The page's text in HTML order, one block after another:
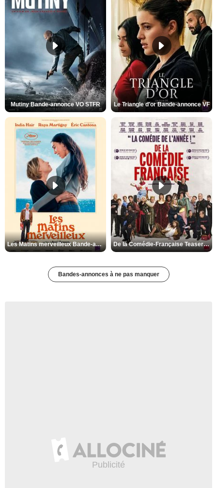
Mutiny Bande-annonce VO STFR Le Triangle d'or Bande-annonce VF
Les Matins merveilleux Bande-annonce VF De la Comédie-Française Teaser VF
Bandes-annonces à ne pas manquer